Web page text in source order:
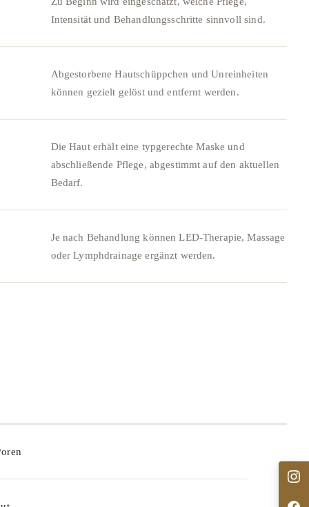
Intensität und Behandlungsschritte sinnvoll sind.
Abgestorbene Hautschüppchen und Unreinheiten
können gezielt gelöst und entfernt werden.
Die Haut erhält eine typgerechte Maske und
abschließende Pflege, abgestimmt auf den aktuellen
Bedarf.
Je nach Behandlung können LED-Therapie, Massage
oder Lymphdrainage ergänzt werden.